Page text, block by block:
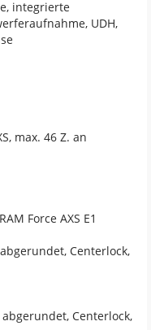
integrierte
UDH,
max. 46 Z. an
Force AXS E1
Centerlock,
Centerlock,